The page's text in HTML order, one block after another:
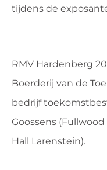
tijdens de
RMV Hardenberg
Boerderij van de
bedrijf
Goossens
Hall Larenstein).